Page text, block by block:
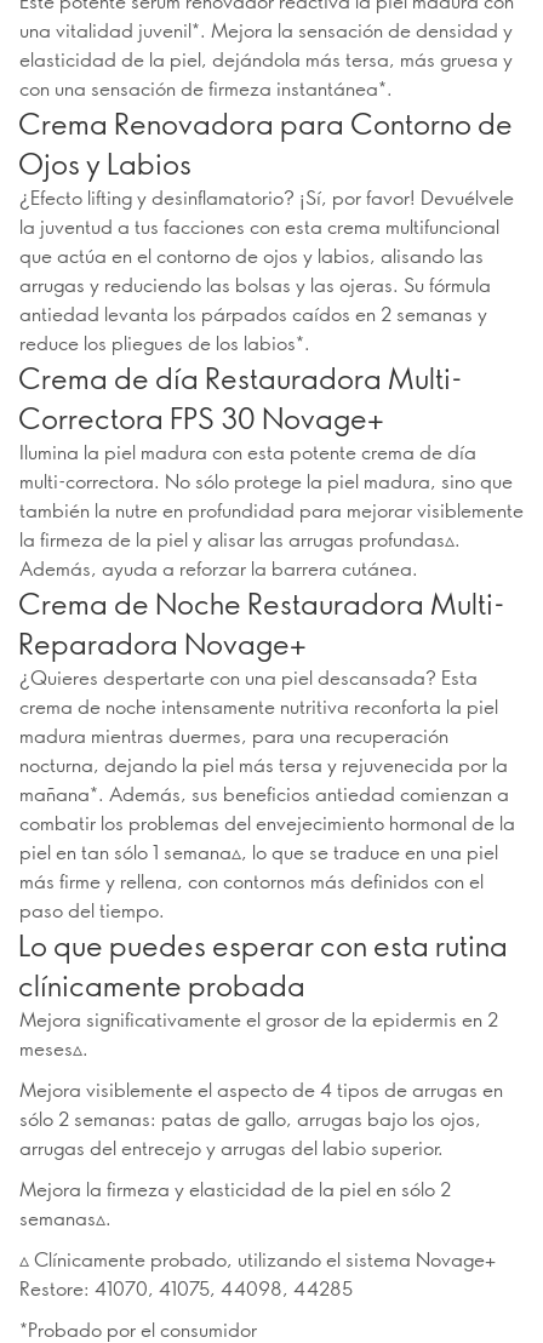
una vitalidad juvenil*. Mejora la sensación de densidad y
elasticidad de la piel, dejándola más tersa, más gruesa y
con una sensación de firmeza instantánea*.
Crema Renovadora para Contorno de
Ojos y Labios
¿Efecto lifting y desinflamatorio? ¡Sí, por favor! Devuélvele
la juventud a tus facciones con esta crema multifuncional
que actúa en el contorno de ojos y labios, alisando las
arrugas y reduciendo las bolsas y las ojeras. Su fórmula
antiedad levanta los párpados caídos en 2 semanas y
reduce los pliegues de los labios*.
Crema de día Restauradora Multi-
Correctora FPS 30 Novage+
Ilumina la piel madura con esta potente crema de día
multi-correctora. No sólo protege la piel madura, sino que
también la nutre en profundidad para mejorar visiblemente
la firmeza de la piel y alisar las arrugas profundas▵.
Además, ayuda a reforzar la barrera cutánea.
Crema de Noche Restauradora Multi-
Reparadora Novage+
¿Quieres despertarte con una piel descansada? Esta
crema de noche intensamente nutritiva reconforta la piel
madura mientras duermes, para una recuperación
nocturna, dejando la piel más tersa y rejuvenecida por la
mañana*. Además, sus beneficios antiedad comienzan a
combatir los problemas del envejecimiento hormonal de la
piel en tan sólo 1 semana▵, lo que se traduce en una piel
más firme y rellena, con contornos más definidos con el
paso del tiempo.
Lo que puedes esperar con esta rutina
clínicamente probada
Mejora significativamente el grosor de la epidermis en 2
meses▵.
Mejora visiblemente el aspecto de 4 tipos de arrugas en
sólo 2 semanas: patas de gallo, arrugas bajo los ojos,
arrugas del entrecejo y arrugas del labio superior.
Mejora la firmeza y elasticidad de la piel en sólo 2
semanas▵.
▵ Clínicamente probado, utilizando el sistema Novage+
Restore: 41070, 41075, 44098, 44285
*Probado por el consumidor